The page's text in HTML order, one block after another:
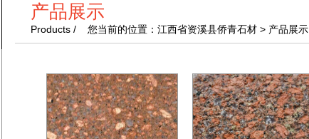
产品展示
Products / 您当前的位置：江西省资溪县侨青石材 > 产品展示